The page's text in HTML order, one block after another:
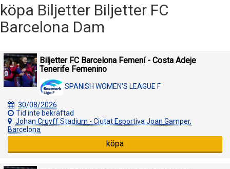
köpa Biljetter Biljetter FC
Barcelona Dam
Biljetter FC Barcelona Femení - Costa Adeje
Tenerife Femenino
SPANISH WOMEN'S LEAGUE F
30/08/2026
Tid inte bekräftad
Johan Cruyff Stadium - Ciutat Esportiva Joan Gamper,
Barcelona
köpa